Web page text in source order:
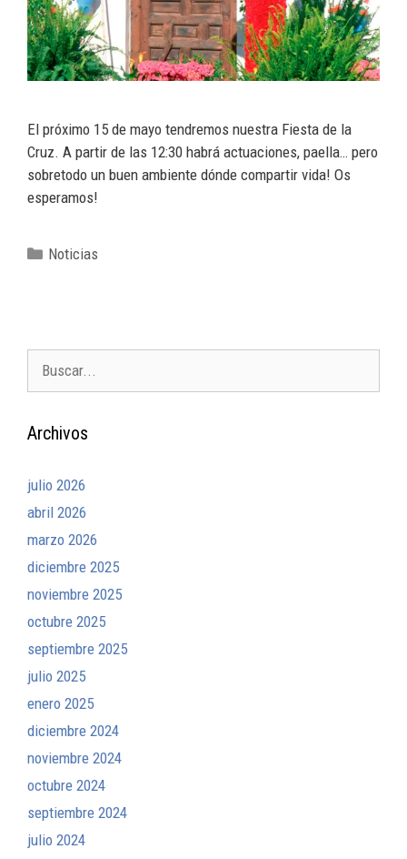
El próximo 15 de mayo tendremos nuestra Fiesta de la
Cruz. A partir de las 12:30 habrá actuaciones, paella… pero
sobretodo un buen ambiente dónde compartir vida! Os
esperamos!
Noticias
Archivos
julio 2026
abril 2026
marzo 2026
diciembre 2025
noviembre 2025
octubre 2025
septiembre 2025
julio 2025
enero 2025
diciembre 2024
noviembre 2024
octubre 2024
septiembre 2024
julio 2024